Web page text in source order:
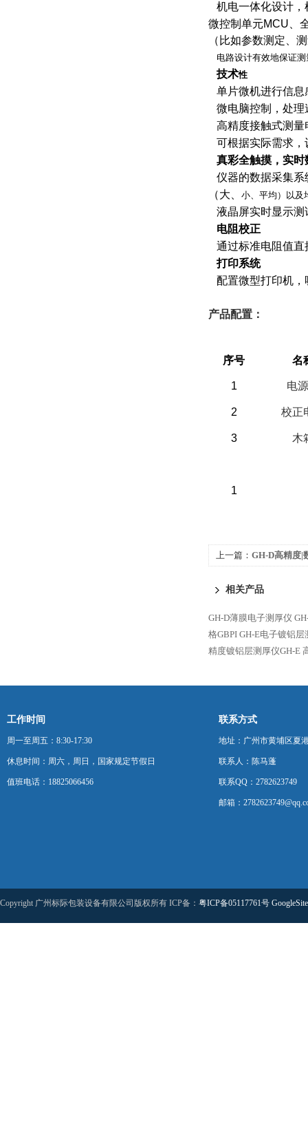
机电一体化设计
微控制单元MCU、
（比如参数测定、
电路设计有效地保证
技术性
单片微机进行信
微电脑控制，处
高精度接触式测
可根据实际需求
真彩全触摸，实时
仪器的数据采集
（大、 小、平均）以及
液晶屏实时显示
电阻校正
通过标准电阻值
打印系统
配置微型打印机
产品配置：
序号 名
1 电
2 校正
3 木
1
上一篇： GH-D高精度|
相关产品
GH-D薄膜电子测厚仪
格GBPI GH-E电子镀铝层
精度镀铝层测厚仪GH-E
工作时间
周一至周五：8:30-17:30
休息时间：周六，周日，国家规定节假日
值班电话：18825066456
联系方式
地址：广州市黄埔区夏
联系人：陈马蓬
联系QQ：2782623749
邮箱：
Copyright 广州标际包装设备有限公司版权所有 ICP备： 粤ICP备05117761号